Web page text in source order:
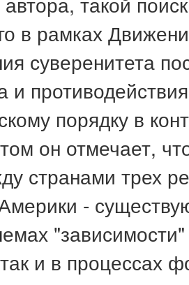
в рамках
суверенитета
и
порядку в
он отмечает,
странами трех
-
и в процессах